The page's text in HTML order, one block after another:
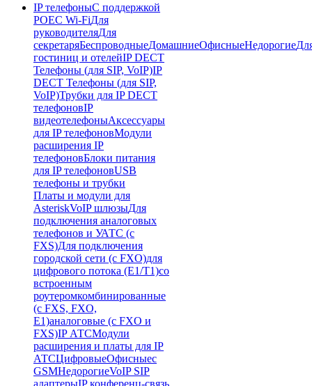
IP телефоныС поддержкой
POEC Wi-FiДля
руководителяДля
секретаряБеспроводныеДомашниеОфисныеНедорогие
гостиниц и отелейIP DECT
Телефоны (для SIP, VoIP)IP
DECT Телефоны (для SIP,
VoIP)Трубки для IP DECT
телефоновIP
видеотелефоныАксессуары
для IP телефоновМодули
расширения IP
телефоновБлоки питания
для IP телефоновUSB
телефоны и трубки
Платы и модули для
AsteriskVoIP шлюзыДля
подключения аналоговых
телефонов и УАТС (с
FXS)Для подключения
городской сети (с FXO)для
цифрового потока (E1/T1)со
встроенным
роутеромкомбинированные
(c FXS, FXO,
E1)аналоговые (с FXO и
FXS)IP АТСМодули
расширения и платы для IP
АТСЦифровыеОфисныес
GSMНедорогиеVoIP SIP
адаптерыIP конференц-связь